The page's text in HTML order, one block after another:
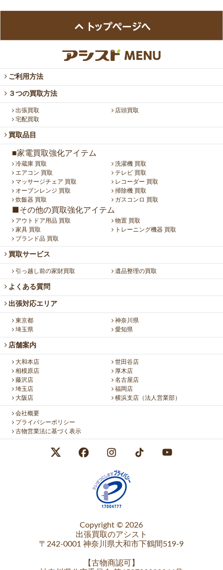
ご利用方法
３つの買取方法
出張買取
店頭買取
宅配買取
買取品目
■家電買取強化アイテム
冷蔵庫 買取
洗濯機 買取
エアコン 買取
テレビ 買取
マッサージチェア 買取
レコーダー 買取
オーブンレンジ 買取
掃除機 買取
炊飯器 買取
ガスコンロ 買取
■その他の買取強化アイテム
アウトドア用品 買取
物置 買取
家具 買取
トレーニング機器 買取
ブランド品 買取
買取サービス
引っ越し前の家財買取 遺品整理の買取
よくある質問
出張対応エリア
東京都
神奈川県
埼玉県
愛知県
店舗案内
大和本店
世田谷店
相模原店
厚木店
藤沢店
名古屋店
埼玉店
福岡店
大阪店
横浜支店（法人営業部）
会社概要
プライバシーポリシー
古物営業法に基づく表示
Copyright © 2026
出張買取のアシスト
〒242-0001 神奈川県大和市下鶴間519-9
【古物商認可
】